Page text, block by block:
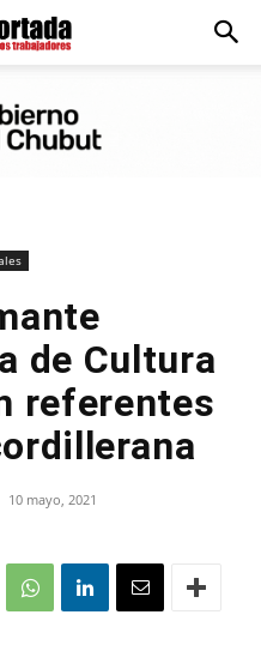
de Cultura
referentes
10 mayo, 2021